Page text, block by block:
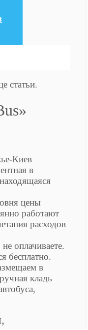
статьи.
Киев
в
цены
работают
расходов
оплачиваете.
бесплатно.
в
кладь